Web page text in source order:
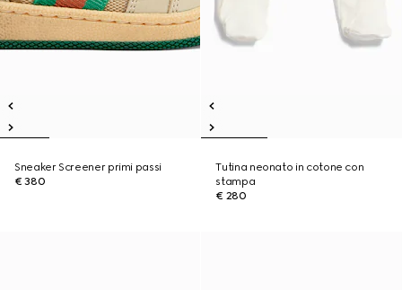
Sneaker Screener primi passi
€ 380
Tutina neonato in cotone con
stampa
€ 280